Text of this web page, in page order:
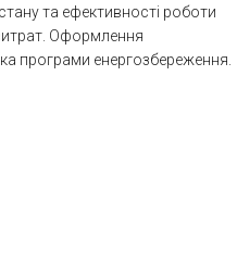
та ефективності роботи
Оформлення
програми енергозбереження.